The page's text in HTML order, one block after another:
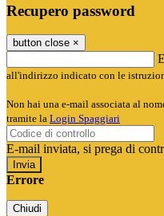
Recupero password
button close ×
all'indirizzo indicato con le
Non hai una e-mail associata al
tramite la Login Spaggiari
E-mail inviata, si prega di
Errore
Chiudi